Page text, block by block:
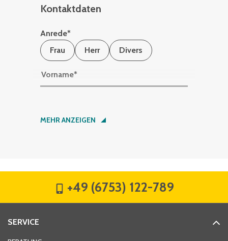
Kontaktdaten
Anrede*
Frau
Herr Divers
Vorname*
Nachname*
MEHR ANZEIGEN
+49 (6753) 122-789
SERVICE